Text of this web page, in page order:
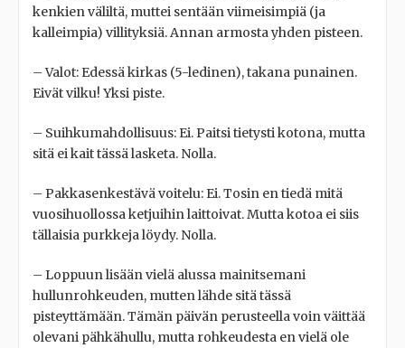
kenkien väliltä, muttei sentään viimeisimpiä (ja
kalleimpia) villityksiä. Annan armosta yhden pisteen.
– Valot: Edessä kirkas (5-ledinen), takana punainen.
Eivät vilku! Yksi piste.
– Suihkumahdollisuus: Ei. Paitsi tietysti kotona, mutta
sitä ei kait tässä lasketa. Nolla.
– Pakkasenkestävä voitelu: Ei. Tosin en tiedä mitä
vuosihuollossa ketjuihin laittoivat. Mutta kotoa ei siis
tällaisia purkkeja löydy. Nolla.
– Loppuun lisään vielä alussa mainitsemani
hullunrohkeuden, mutten lähde sitä tässä
pisteyttämään. Tämän päivän perusteella voin väittää
olevani pähkähullu, mutta rohkeudesta en vielä ole